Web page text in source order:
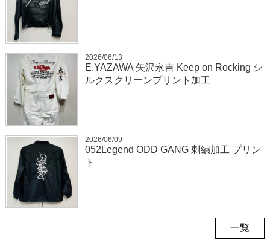
2026/06/13
E.YAZAWA 矢沢永吉 Keep on Rocking シ
ルクスクリーンプリント加工
2026/06/09
052Legend ODD GANG 刺繍加工 プリン
ト
一覧